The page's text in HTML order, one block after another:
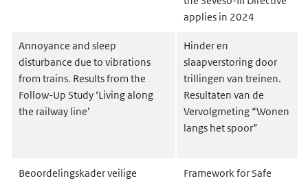
applies in 2024
Annoyance and sleep
disturbance due to vibrations
from trains. Results from the
Follow-Up Study ‘Living along
the railway line’
Hinder en
slaapverstoring door
trillingen van treinen.
Resultaten van de
Vervolgmeting “Wonen
langs het spoor”
Beoordelingskader veilige
Framework for Safe